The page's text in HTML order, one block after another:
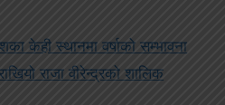
केही स्थानमा वर्षाको सम्भावना
राजा वीरेन्द्रको शालिक